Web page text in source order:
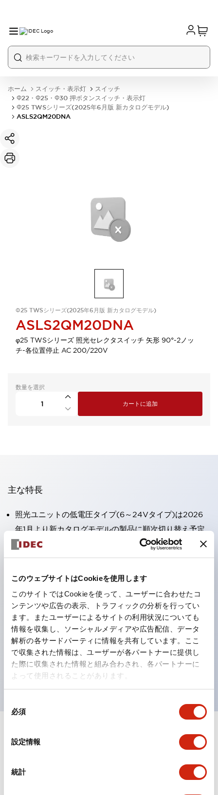
このウェブサイトはCookieを使用します
このサイトではCookieを使って、ユーザーに合わせたコ
ンテンツや広告の表示、トラフィックの分析を行ってい
ます。またユーザーによるサイトの利用状況についても
情報を収集し、ソーシャルメディアや広告配信、データ
解析の各サードパーティに情報を共有しています。ここ
で収集された情報は、ユーザーが各パートナーに提供し
た際に収集された情報と組み合わされ、各パートナーに
よって使用されることがあります。
必須
設定情報
統計
ホーム スイッチ・表示灯
スイッチ
Φ22・Φ25・Φ30 押ボタンスイッチ・表示灯
Φ25 TWSシリーズ(2025年6月版 新カタログモデル)
ASLS2QM20DNA
Φ25 TWSシリーズ(2025年6月版 新カタログモデル)
ASLS2QM20DNA
φ25 TWSシリーズ 照光セレクタスイッチ 矢形 90°-2ノッ
チ-各位置停止 AC 200/220V
数量を選択
カートに追加
主な特長
照光ユニットの低電圧タイプ(6～24Vタイプ)は2026
年1月より新カタログモデルの製品に順次切り替え予定
高電圧タイプのLED球が搭載可能になり、ダイレクト
タイプの定格使用電圧が最大240Vまで対応可能になり
ました。
プを除く）
丸形圧着端子の配線工数を大幅に削減。
ひとつで6色の役をこなすLED球（LSRD球）。これま
で色ごとに分かれていたLED球を、1色のLED球で各色
を表現できるようにしました。
UL、CSA、TÜV、CCC認証品。（一部機種は除く）
ドキュメントとファイル
カタログ